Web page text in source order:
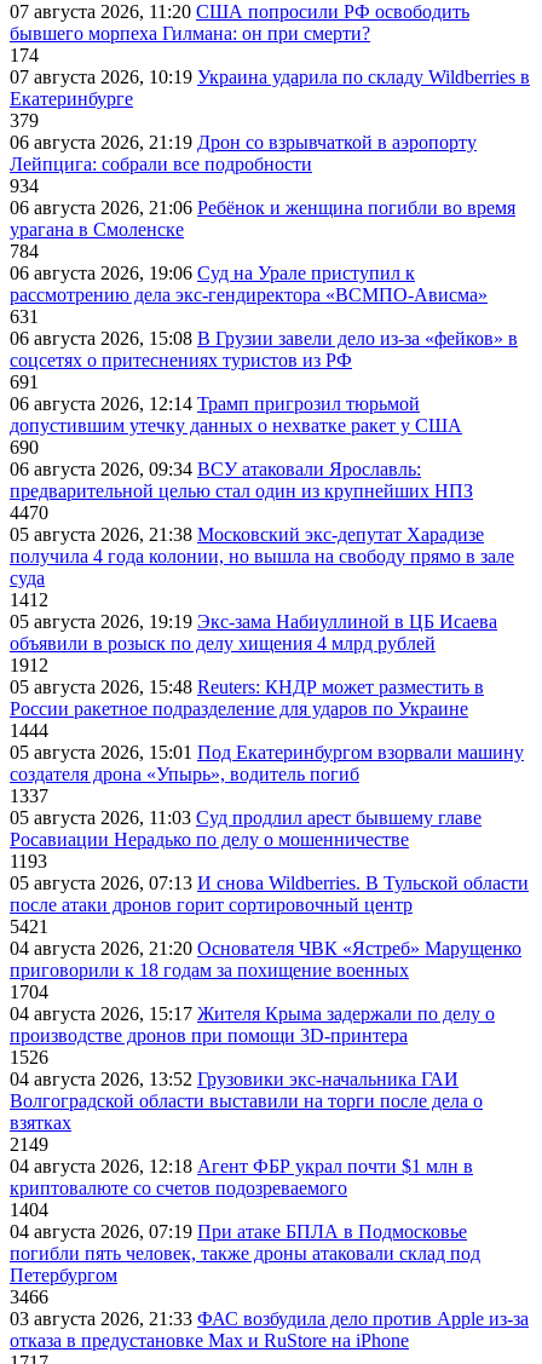
07 августа 2026, 11:20 США попросили РФ освободить
бывшего морпеха Гилмана: он при смерти?
174
07 августа 2026, 10:19 Украина ударила по складу Wildberries в
Екатеринбурге
379
06 августа 2026, 21:19 Дрон со взрывчаткой в аэропорту
Лейпцига: собрали все подробности
934
06 августа 2026, 21:06 Ребёнок и женщина погибли во время
урагана в Смоленске
784
06 августа 2026, 19:06 Суд на Урале приступил к
рассмотрению дела экс-гендиректора «ВСМПО-Ависма»
631
06 августа 2026, 15:08 В Грузии завели дело из-за «фейков» в
соцсетях о притеснениях туристов из РФ
691
06 августа 2026, 12:14 Трамп пригрозил тюрьмой
допустившим утечку данных о нехватке ракет у США
690
06 августа 2026, 09:34 ВСУ атаковали Ярославль:
предварительной целью стал один из крупнейших НПЗ
4470
05 августа 2026, 21:38 Московский экс-депутат Харадизе
получила 4 года колонии, но вышла на свободу прямо в зале
суда
1412
05 августа 2026, 19:19 Экс-зама Набиуллиной в ЦБ Исаева
объявили в розыск по делу хищения 4 млрд рублей
1912
05 августа 2026, 15:48 Reuters: КНДР может разместить в
России ракетное подразделение для ударов по Украине
1444
05 августа 2026, 15:01 Под Екатеринбургом взорвали машину
создателя дрона «Упырь», водитель погиб
1337
05 августа 2026, 11:03 Суд продлил арест бывшему главе
Росавиации Нерадько по делу о мошенничестве
1193
05 августа 2026, 07:13 И снова Wildberries. В Тульской области
после атаки дронов горит сортировочный центр
5421
04 августа 2026, 21:20 Основателя ЧВК «Ястреб» Марущенко
приговорили к 18 годам за похищение военных
1704
04 августа 2026, 15:17 Жителя Крыма задержали по делу о
производстве дронов при помощи 3D‑принтера
1526
04 августа 2026, 13:52 Грузовики экс-начальника ГАИ
Волгоградской области выставили на торги после дела о
взятках
2149
04 августа 2026, 12:18 Агент ФБР украл почти $1 млн в
криптовалюте со счетов подозреваемого
1404
04 августа 2026, 07:19 При атаке БПЛА в Подмосковье
погибли пять человек, также дроны атаковали склад под
Петербургом
3466
03 августа 2026, 21:33 ФАС возбудила дело против Apple из-за
отказа в предустановке Max и RuStore на iPhone